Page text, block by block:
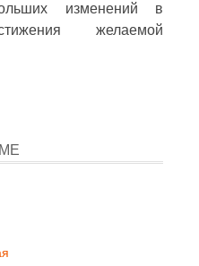
изменений в
желаемой